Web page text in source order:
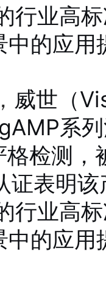
行业高
中的应
威世（
系
检测，
证表明
行业高
中的应